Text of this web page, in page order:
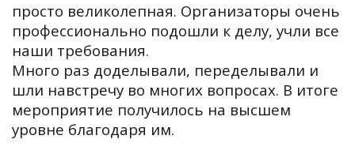
просто великолепная. Организаторы очень
профессионально подошли к делу, учли все
наши требования.
Много раз доделывали, переделывали и
шли навстречу во многих вопросах. В итоге
мероприятие получилось на высшем
уровне благодаря им.